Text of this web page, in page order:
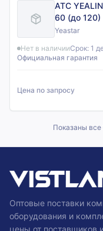
АТС
60 (до 120)
Yeastar
Нет в наличииСрок: 1
Официальная гарантия
Цена по запросу
Показаны все
Оптовые поставки
оборудования и
цены от поставщиков